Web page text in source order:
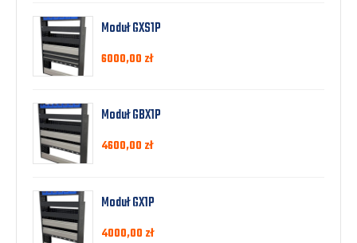
Moduł GXS1P
6000,00 zł
Moduł GBX1P
4600,00 zł
Moduł GX1P
4000,00 zł